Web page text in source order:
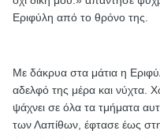
Εριφύλη από το θρόνο της.
Με δάκρυα στα μάτια η
αδελφό της μέρα και νύχτα.
ψάχνει σε όλα τα τμήματα
των Λαπίθων, έφτασε έως